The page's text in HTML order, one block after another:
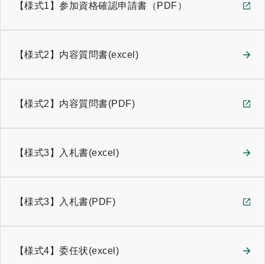
【様式1】参加資格確認申請書（PDF）
【様式2】内容質問書(excel)
【様式2】内容質問書(PDF)
【様式3】入札書(excel)
【様式3】入札書(PDF)
【様式4】委任状(excel)